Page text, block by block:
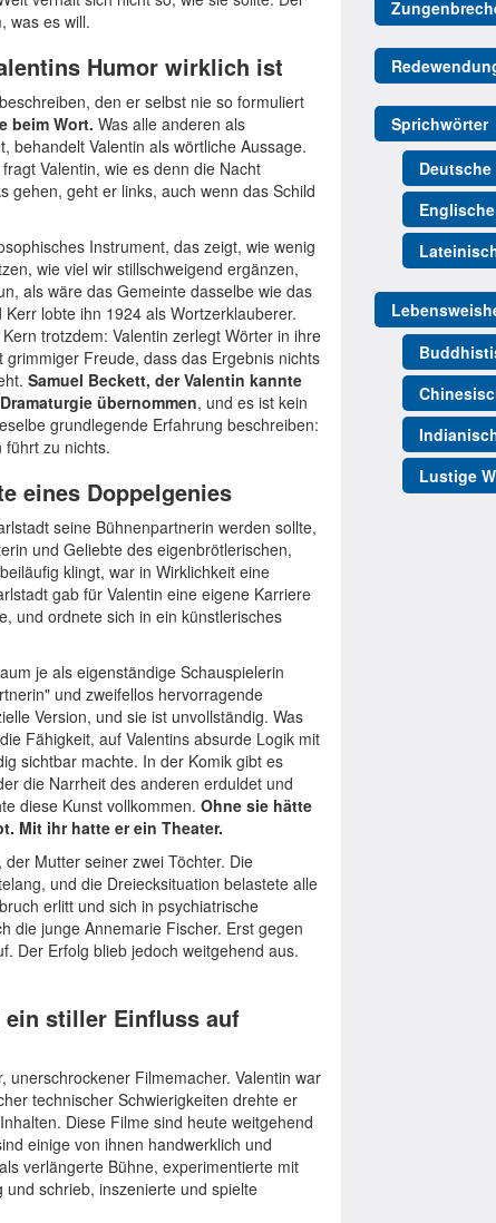
was es will.
Humor wirklich ist
den er selbst nie so formuliert
beim Wort. Was alle anderen als
behandelt Valentin als wörtliche Aussage.
Valentin, wie es denn die Nacht
gehen, geht er links, auch wenn das Schild
Instrument, das zeigt, wie wenig
wie viel wir stillschweigend ergänzen,
als wäre das Gemeinte dasselbe wie das
lobte ihn 1924 als Wortzerklauberer.
trotzdem: Valentin zerlegt Wörter in ihre
Freude, dass das Ergebnis nichts
Samuel Beckett, der Valentin kannte
übernommen, und es ist kein
grundlegende Erfahrung beschreiben:
zu nichts.
eines Doppelgenies
seine Bühnenpartnerin werden sollte,
und Geliebte des eigenbrötlerischen,
klingt, war in Wirklichkeit eine
gab für Valentin eine eigene Karriere
und ordnete sich in ein künstlerisches
je als eigenständige Schauspielerin
und zweifellos hervorragende
Version, und sie ist unvollständig. Was
Fähigkeit, auf Valentins absurde Logik mit
sichtbar machte. In der Komik gibt es
die Narrheit des anderen erduldet und
diese Kunst vollkommen. Ohne sie hätte
Mit ihr hatte er ein Theater.
Mutter seiner zwei Töchter. Die
und die Dreiecksituation belastete alle
erlitt und sich in psychiatrische
die junge Annemarie Fischer. Erst gegen
Der Erfolg blieb jedoch weitgehend aus.
stiller Einfluss auf
unerschrockener Filmemacher. Valentin war
technischer Schwierigkeiten drehte er
Diese Filme sind heute weitgehend
einige von ihnen handwerklich und
verlängerte Bühne, experimentierte mit
schrieb, inszenierte und spielte
Sprichwörter
Lustige